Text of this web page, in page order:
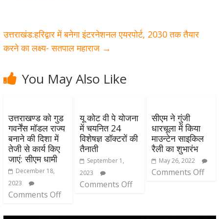
उत्तराखंड:हरिद्वार में बनेगा इंटरनेशनल एयरपोर्ट, 2030 तक तैयार
करने का लक्ष्य- सतपाल महाराज →
You May Also Like
उत्तराखण्ड को गुड
गवर्नेंस मॉडल राज्य
बनाने की दिशा में
तेजी से कार्य किए
जाएं: सीएम धामी
December 18,
2023
Comments Off
यू कोट वी पे योजना
में चयनित 24
विशेषज्ञ डॉक्टरों की
तैनाती
September 1,
2023
Comments Off
सीएम ने गुंजी
धारचूला में किया
माउन्टेन साइकिल
रैली का शुभारंभ
May 26, 2022
Comments Off